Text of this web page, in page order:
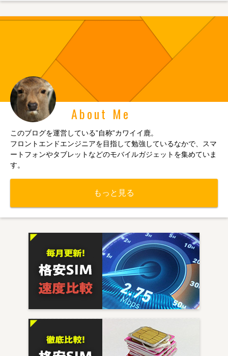
About Me
このブログを運営している”自称”カワイイ鹿。
フロントエンドエンジニアを目指して勉強しているなかで、スマ
ートフォンやタブレットなどのモバイルガジェットを集めていま
す。
もっと見る